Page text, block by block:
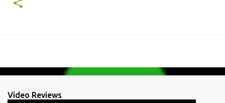
Video Reviews